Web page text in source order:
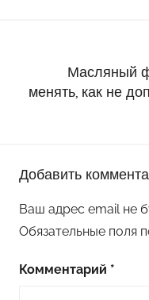
Масляный
менять, как не
Добавить
Ваш адрес email не
Обязательные поля
Комментарий *